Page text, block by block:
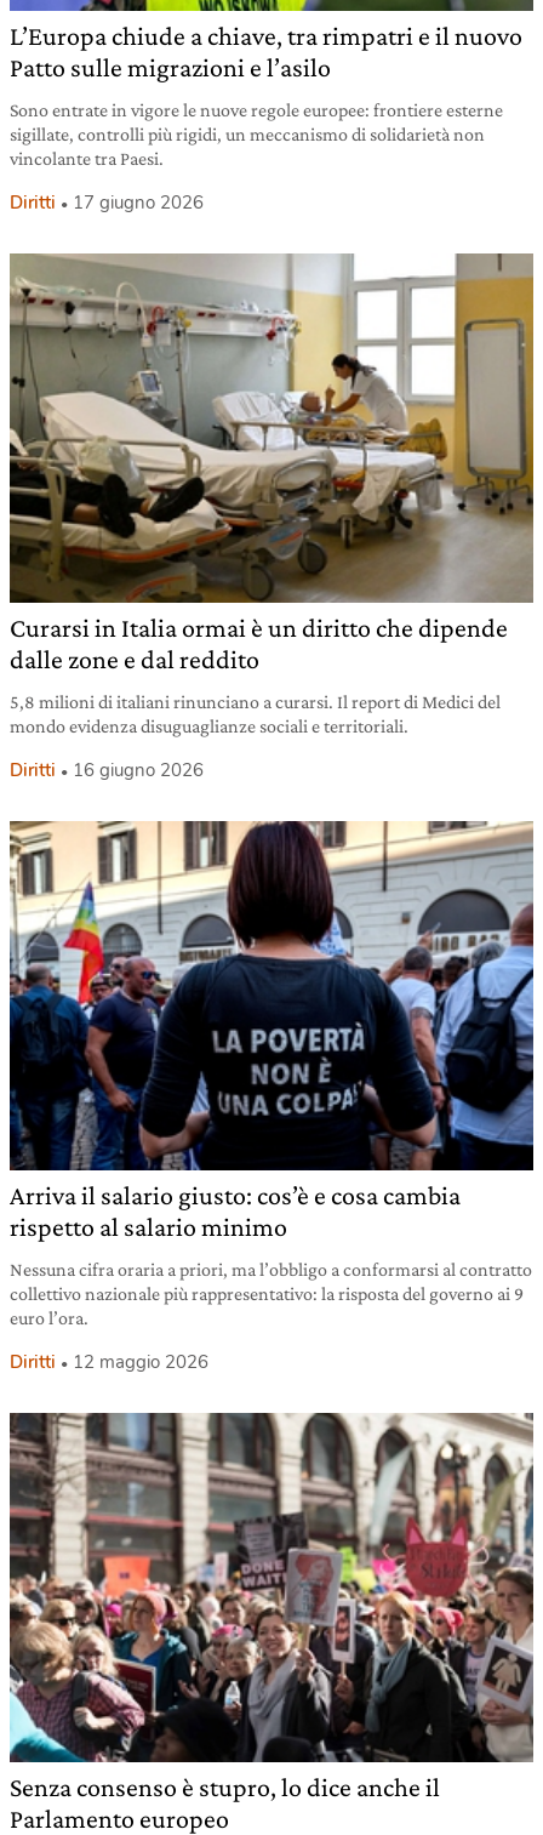
L’Europa chiude a chiave, tra rimpatri e il nuovo
Patto sulle migrazioni e l’asilo
Sono entrate in vigore le nuove regole europee: frontiere esterne
sigillate, controlli più rigidi, un meccanismo di solidarietà non
vincolante tra Paesi.
Diritti 17 giugno 2026
Curarsi in Italia ormai è un diritto che dipende
dalle zone e dal reddito
5,8 milioni di italiani rinunciano a curarsi. Il report di Medici del
mondo evidenza disuguaglianze sociali e territoriali.
Diritti 16 giugno 2026
Arriva il salario giusto: cos’è e cosa cambia
rispetto al salario minimo
Nessuna cifra oraria a priori, ma l’obbligo a conformarsi al contratto
collettivo nazionale più rappresentativo: la risposta del governo ai 9
euro l’ora.
Diritti 12 maggio 2026
Senza consenso è stupro, lo dice anche il
Parlamento europeo